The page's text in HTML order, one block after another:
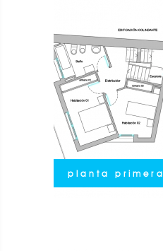
planta primera